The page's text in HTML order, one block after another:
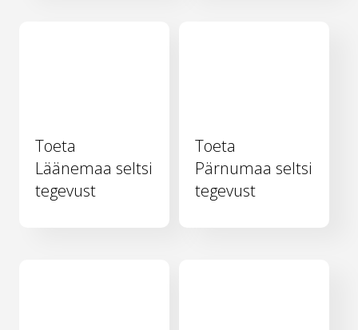
Toeta
Läänemaa seltsi
tegevust
Toeta
Pärnumaa seltsi
tegevust